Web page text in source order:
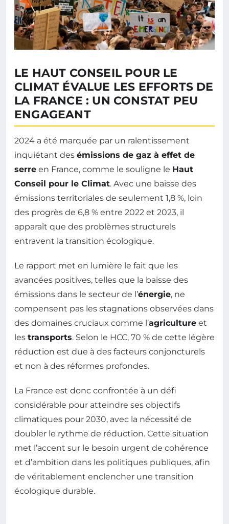
LE HAUT CONSEIL POUR LE
CLIMAT ÉVALUE LES EFFORTS DE
LA FRANCE : UN CONSTAT PEU
ENGAGEANT
2024 a été marquée par un ralentissement
inquiétant des émissions de gaz à effet de
serre en France, comme le souligne le Haut
Conseil pour le Climat. Avec une baisse des
émissions territoriales de seulement 1,8 %, loin
des progrès de 6,8 % entre 2022 et 2023, il
apparaît que des problèmes structurels
entravent la transition écologique.
Le rapport met en lumière le fait que les
avancées positives, telles que la baisse des
émissions dans le secteur de l’énergie, ne
compensent pas les stagnations observées dans
des domaines cruciaux comme l’agriculture et
les transports. Selon le HCC, 70 % de cette légère
réduction est due à des facteurs conjoncturels
et non à des réformes profondes.
La France est donc confrontée à un défi
considérable pour atteindre ses objectifs
climatiques pour 2030, avec la nécessité de
doubler le rythme de réduction. Cette situation
met l’accent sur le besoin urgent de cohérence
et d’ambition dans les politiques publiques, afin
de véritablement enclencher une transition
écologique durable.